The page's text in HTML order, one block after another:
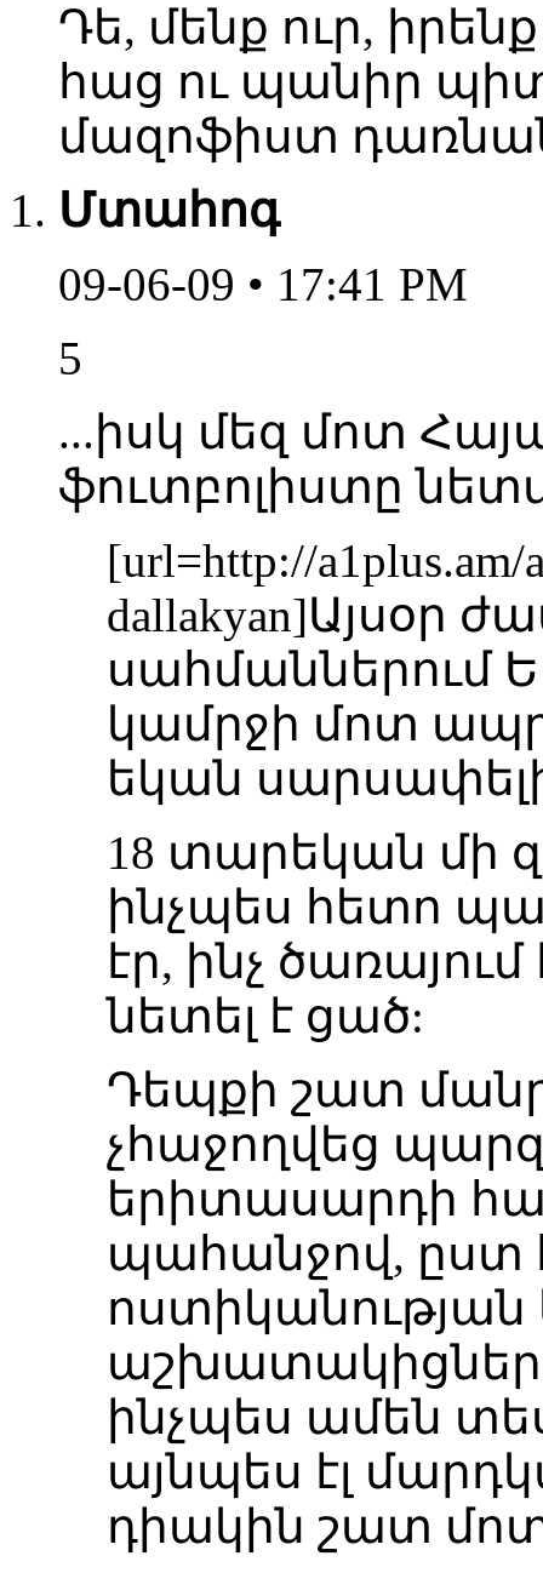
Դե, մենք ուր,
հաց ու պանիր
մազոֆիստ
Մտահոգ
09-06-09 • 17:41 PM
5
...իսկ մեզ մոտ
ֆուտբոլիստը
[url=http://
dallakyan]Այսօր
սահմաններում
կամրջի մոտ
եկան
18 տարեկան մի
ինչպես հետո
էր, ինչ
նետել է ցած:
Դեպքի շատ
չհաջողվեց
երիտասարդի
պահանջով, ըստ
աշխատակիցները
ինչպես ամեն
այնպես էլ
դիակին շատ